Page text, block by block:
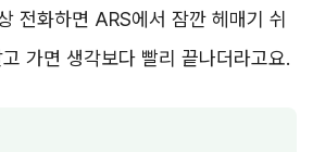
전화하면 ARS에서 잠깐 헤매기 쉬
가면 생각보다 빨리 끝나더라고요.